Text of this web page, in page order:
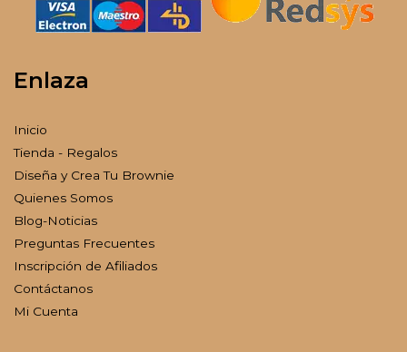
Enlaza
Inicio
Tienda - Regalos
Diseña y Crea Tu Brownie
Quienes Somos
Blog-Noticias
Preguntas Frecuentes
Inscripción de Afiliados
Contáctanos
Mi Cuenta